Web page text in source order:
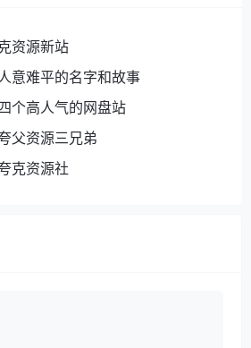
资源新站
意难平的名字和故事
个高人气的网盘站
父资源三兄弟
克资源社